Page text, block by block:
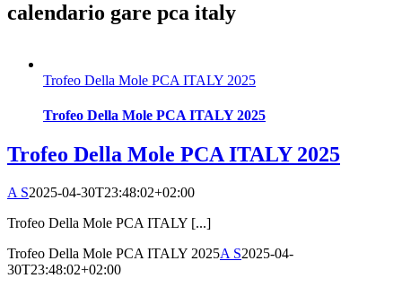
calendario gare pca italy
Trofeo Della Mole PCA ITALY 2025
Trofeo Della Mole PCA ITALY 2025
Trofeo Della Mole PCA ITALY 2025
A S2025-04-30T23:48:02+02:00
Trofeo Della Mole PCA ITALY [...]
Trofeo Della Mole PCA ITALY 2025A S2025-04-
30T23:48:02+02:00